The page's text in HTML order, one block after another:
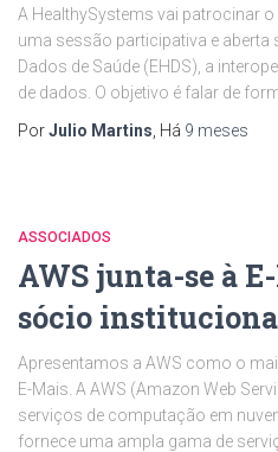
A HealthySystems vai patrocinar
uma sessão participativa e aberta
Dados de Saúde (EHDS), a
de dados. O objetivo é falar de
PorJulio Martins , Há 9 meses
ASSOCIADOS
AWS junta-se à
sócio
Apresentamos a AWS como o
E-Mais. A AWS (Amazon Web
serviços de computação em
fornece uma ampla gama de